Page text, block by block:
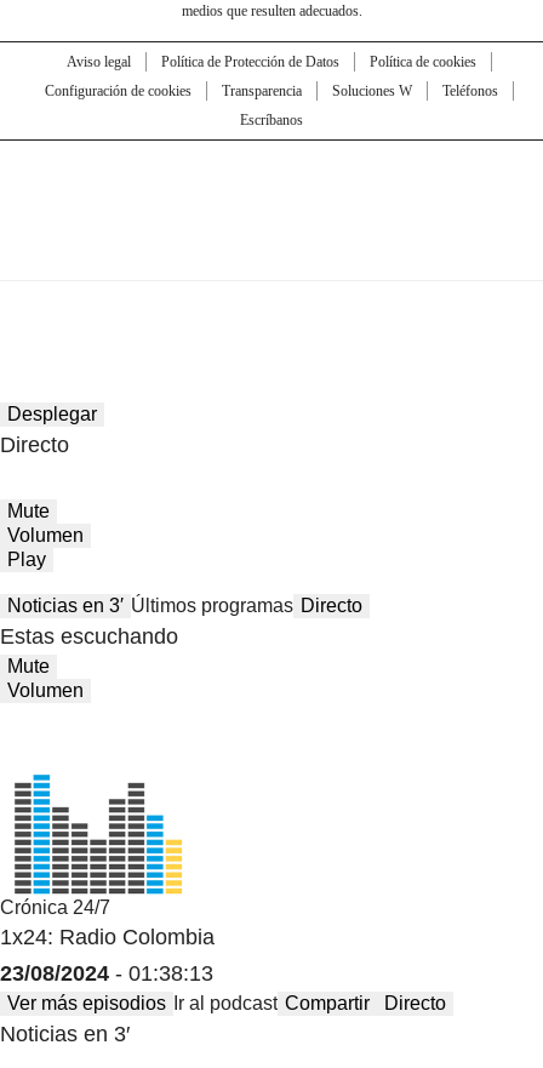
medios que resulten adecuados.
Aviso legal Política de Protección de Datos
Política de cookies
Configuración de cookies
Transparencia Soluciones W
Teléfonos
Escríbanos
Desplegar
Directo
Mute
Volumen
Play
Noticias en 3′ Últimos programas Directo
Estas escuchando
Mute
Volumen
Crónica 24/7
1x24: Radio Colombia
23/08/2024 - 01:38:13
Ver más episodios Ir al podcast Compartir Directo
Noticias en 3′